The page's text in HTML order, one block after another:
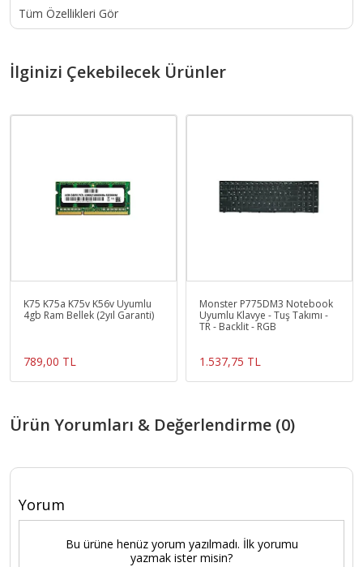
Tüm Özellikleri Gör
İlginizi Çekebilecek Ürünler
K75 K75a K75v K56v Uyumlu
4gb Ram Bellek (2yıl Garanti)
789,00 TL
Monster P775DM3 Notebook
Uyumlu Klavye - Tuş Takımı -
TR - Backlit - RGB
1.537,75 TL
Ürün Yorumları & Değerlendirme (0)
Yorum
Bu ürüne henüz yorum yazılmadı. İlk yorumu
yazmak ister misin?